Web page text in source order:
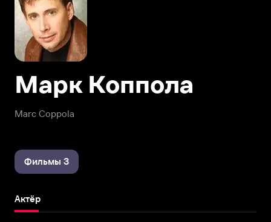
Marc Coppola
Марк Коппола
Фильмы 3
Актёр